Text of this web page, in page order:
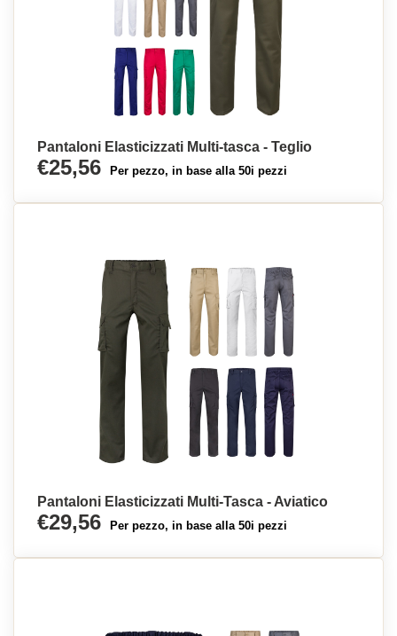
Pantaloni Elasticizzati Multi-tasca - Teglio
€25,56 Per pezzo, in base alla 50i pezzi
Pantaloni Elasticizzati Multi-Tasca - Aviatico
€29,56 Per pezzo, in base alla 50i pezzi